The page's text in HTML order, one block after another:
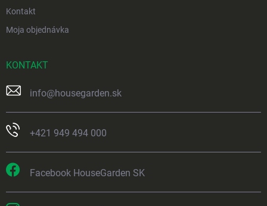
Kontakt
Moja objednávka
KONTAKT
info@housegarden.sk
+421 949 494 000
Facebook HouseGarden SK